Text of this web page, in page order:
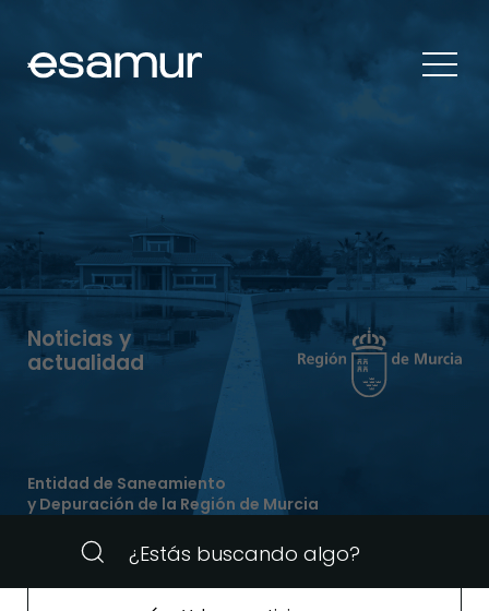
Noticias y
actualidad
Entidad de Saneamiento
y Depuración de la Región de Murcia